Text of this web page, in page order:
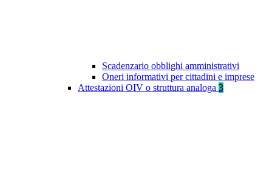
Scadenzario obblighi amministrativi
Oneri informativi per cittadini e imprese
Attestazioni OIV o struttura analoga 3